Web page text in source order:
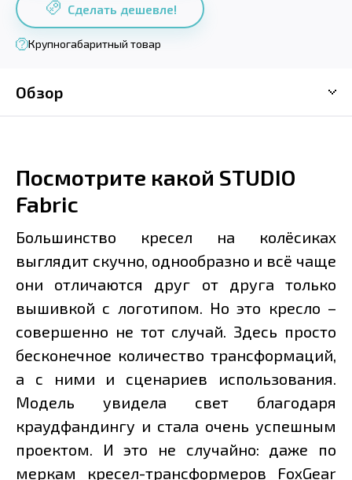
Сделать дешевле!
Крупногабаритный товар
Обзор
Посмотрите какой STUDIO
Fabric
Большинство кресел на колёсиках
выглядит скучно, однообразно и всё чаще
они отличаются друг от друга только
вышивкой с логотипом. Но это кресло –
совершенно не тот случай. Здесь просто
бесконечное количество трансформаций,
а с ними и сценариев использования.
Модель увидела свет благодаря
краудфандингу и стала очень успешным
проектом. И это не случайно: даже по
меркам кресел-трансформеров FoxGear